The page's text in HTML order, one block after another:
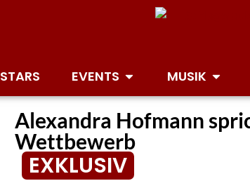
STARS EVENTS MUSIK
Alexandra Hofmann
Wettbewerb
EXKLUSIV